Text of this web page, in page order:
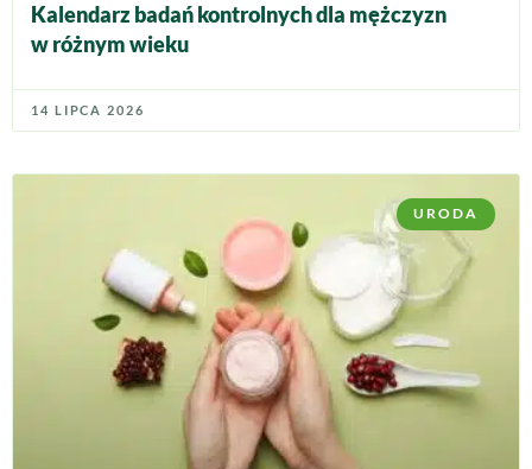
Kalendarz badań kontrolnych dla mężczyzn
w różnym wieku
14 LIPCA 2026
URODA